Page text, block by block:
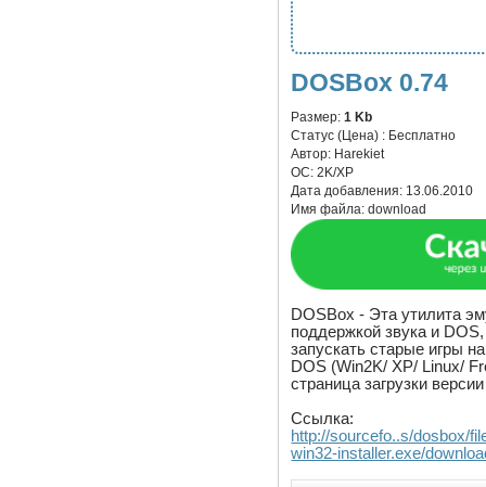
DOSBox 0.74
Размер:1 Kb
Статус (Цена) : Бесплатно
Автор: Harekiet
ОС:2K/XP
Дата добавления: 13.06.2010
Имя файла:download
DOSBox - Эта утилита
поддержкой звука и
запускать старые игры
DOS (Win2K/ XP/ Linux/
страница загрузки
Ссылка:
http://sourcefo..s/dosbox/
win32-installer.exe/